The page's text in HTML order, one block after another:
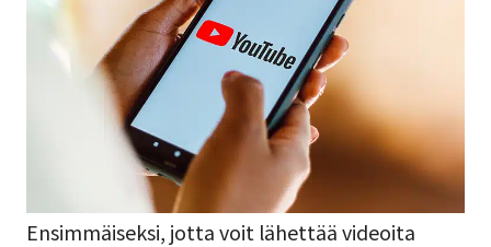
Ensimmäiseksi, jotta voit lähettää videoita